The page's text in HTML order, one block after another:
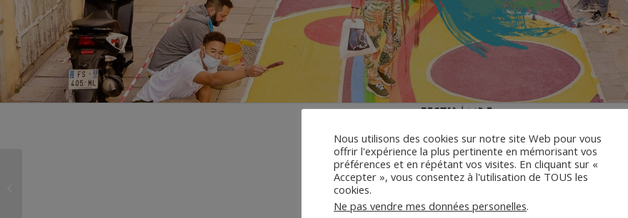
Festilampe
Nous utilisons des cookies sur notre site Web pour vous
offrir l'expérience la plus pertinente en mémorisant vos
préférences et en répétant vos visites. En cliquant sur «
Accepter », vous consentez à l'utilisation de TOUS les
cookies.
Ne pas vendre mes données personelles.